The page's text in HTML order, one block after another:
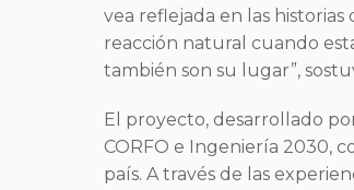
vea reflejada en las
reacción natural cuando
también son su lugar”,
El proyecto, desarrollado
CORFO e Ingeniería 2030,
país. A través de las